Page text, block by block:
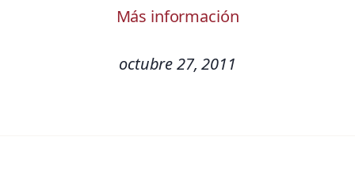
Más información
octubre 27, 2011